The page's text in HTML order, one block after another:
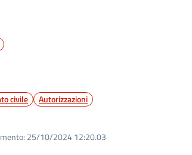
civile Autorizzazioni
25/10/2024 12:20.03